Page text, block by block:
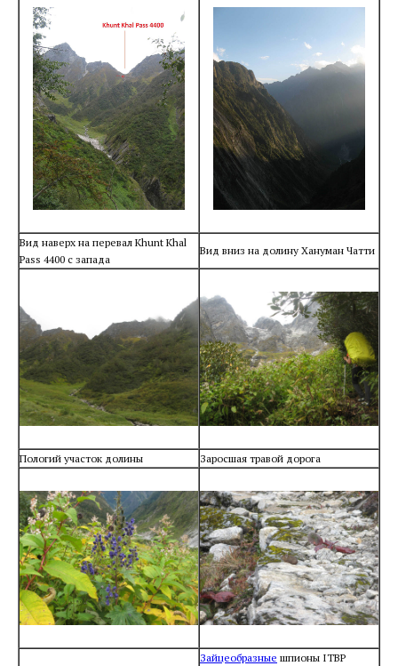
Вид наверх на перевал Khunt Khal
Pass 4400 с запада
Вид вниз на долину Хануман Чатти
Пологий участок долины Заросшая травой дорога
Зайцеобразные шпионы ITBP